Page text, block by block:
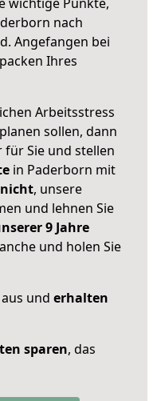
nach
Angefangen bei
Ihres
Arbeitsstress
sollen, dann
Sie und stellen
in Paderborn mit
nicht, unsere
und lehnen Sie
9 Jahre
und holen Sie
und erhalten
sparen, das